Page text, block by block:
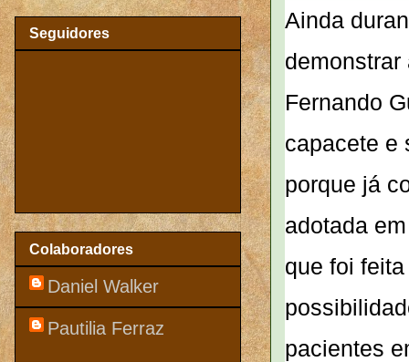
Ainda
Fernando
capacete e
porque já
adotada
que foi
pacientes
Seguidores
Colaboradores
Daniel Walker
Pautilia Ferraz